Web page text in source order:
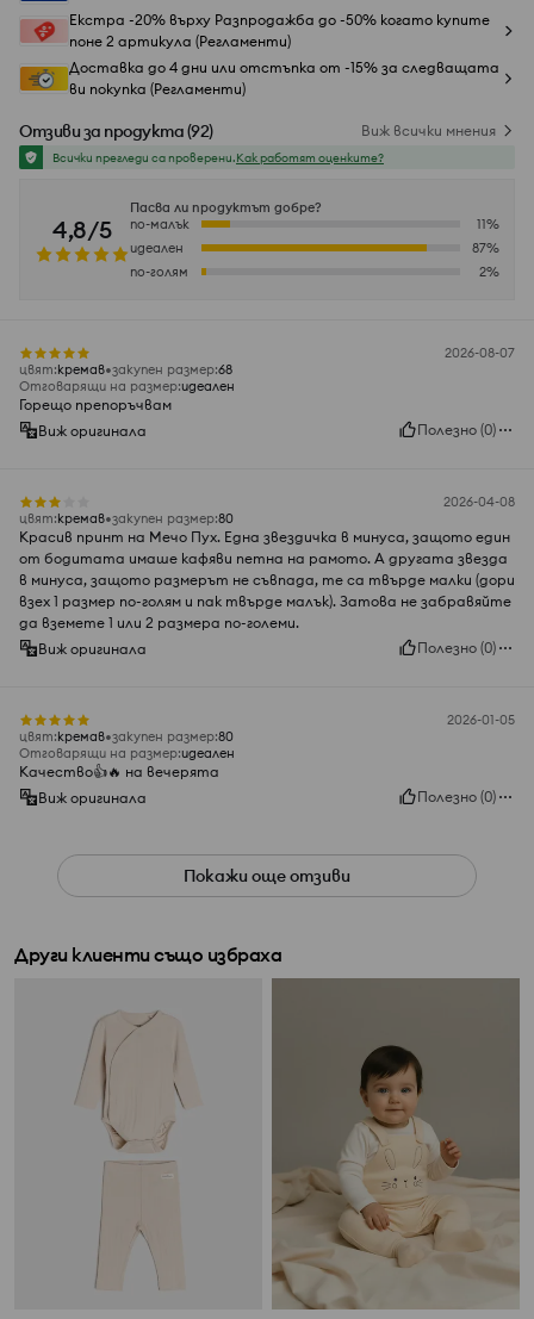
Екстра -20% върху Разпродажба до -50% когато купите
поне 2 артикула (Регламенти)
Доставка до 4 дни или отстъпка от -15% за следващата
ви покупка (Регламенти)
Отзиви за продукта(92) Виж всички мнения
Всички прегледи са проверени.Как работят оценките?
4,8/5
Пасва ли продуктът добре?
по-малък
11%
идеален
87%
по-голям
2%
2026-08-07
цвят:кремав закупен размер:68
Отговарящи на размер:идеален
Горещо препоръчвам
Виж оригинала
Полезно (0)
2026-04-08
цвят:кремав закупен размер:80
Красив принт на Мечо Пух. Една звездичка в минуса, защото един
от бодитата имаше кафяви петна на рамото. А другата звезда
в минуса, защото размерът не съвпада, те са твърде малки (дори
взех 1 размер по-голям и пак твърде малък). Затова не забравяйте
да вземете 1 или 2 размера по-големи.
Виж оригинала
Полезно (0)
2026-01-05
цвят:кремав закупен размер:80
Отговарящи на размер:идеален
Качество👍️🔥 на вечерята
Виж оригинала
Полезно (0)
Покажи още отзиви
Други клиенти също избраха